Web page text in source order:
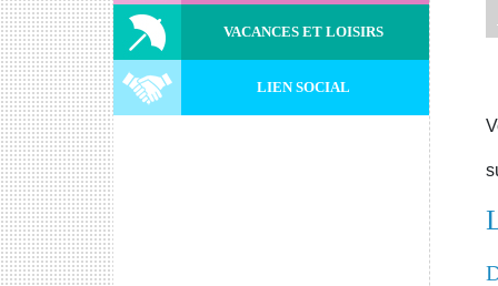
VACANCES ET LOISIRS
LIEN SOCIAL